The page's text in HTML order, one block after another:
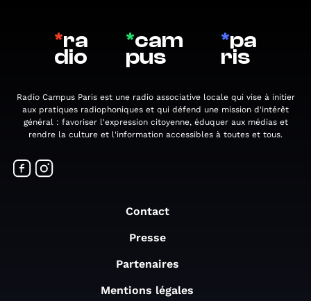
*ra
dio
*cam
pus
*pa
ris
Radio Campus Paris est une radio associative locale qui vise à initier
aux pratiques radiophoniques et qui défend une mission d'intérêt
général : favoriser l'expression citoyenne, éduquer aux médias et
rendre la culture et l'information accessibles à toutes et tous.
Contact
Presse
Partenaires
Mentions légales